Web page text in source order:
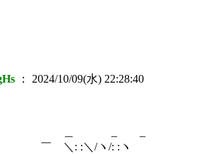
： 2024/10/09(水) 22:28:40
:＼/ヽ/: :ヽ